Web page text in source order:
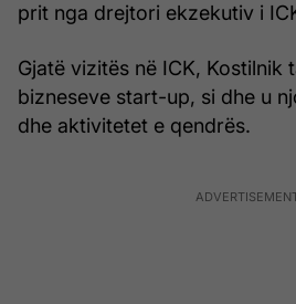
prit nga drejtori ekzekutiv i
Gjatë vizitës në ICK, Kostilnik
bizneseve start-up, si dhe u
dhe aktivitetet e qendrës.